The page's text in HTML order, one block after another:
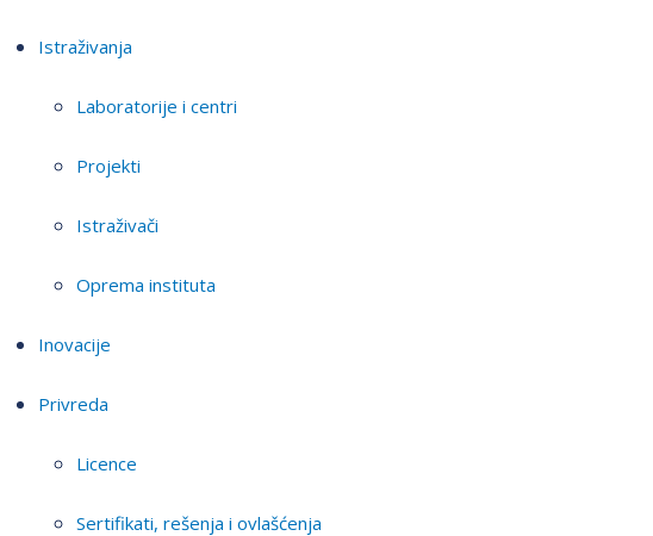
Istraživanja
Laboratorije i centri
Projekti
Istraživači
Oprema instituta
Inovacije
Privreda
Licence
Sertifikati, rešenja i ovlašćenja